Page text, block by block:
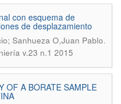
con esquema de
de desplazamiento
Sanhueza O,Juan Pablo.
v.23 n.1 2015
OF A BORATE SAMPLE